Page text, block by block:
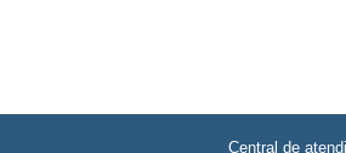
Central de